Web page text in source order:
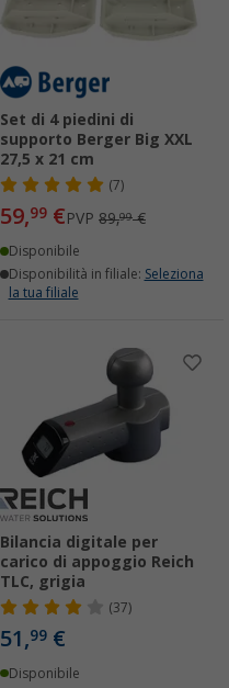
Set di 4 piedini di
supporto Berger Big XXL
27,5 x 21 cm
(7)
59,99 €PVP 89,99€
Disponibile
Disponibilità in filiale: Seleziona
la tua filiale
Bilancia digitale per
carico di appoggio Reich
TLC, grigia
(37)
51,99 €
Disponibile